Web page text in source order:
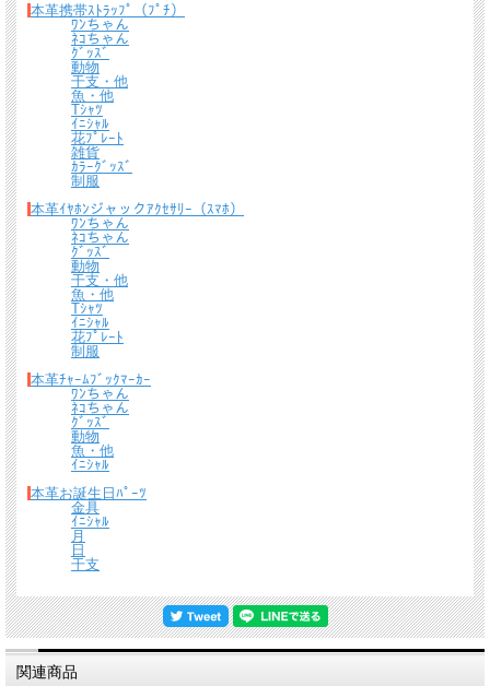
大切な贈り物の場合は革のチャームやリボンが付いた有料のラッピングも承ってお
※ 写真は一例です。ラッピング材等は予告なく変更となる場合があります。
詳しくはこちらから
*有料ラッピング（M)
キーホルダーなど小さい品物はギフト袋にお入れして本革製のチャームをお付けし
*無料簡易ラッピング
通常のご購入でも、簡易ラッピング（透明の袋の上に金色のギフトシール付き）い
たします。
送料について
本革携帯ｽﾄﾗｯﾌﾟ（ﾌﾟﾁ）
ﾜﾝちゃん
ﾈｺちゃん
ｸﾞｯｽﾞ
動物
干支・他
魚・他
Tｼｬﾂ
ｲﾆｼｬﾙ
花ﾌﾟﾚｰﾄ
雑貨
ｶﾗｰｸﾞｯｽﾞ
制服
本革ｲﾔﾎﾝジャックｱｸｾｻﾘｰ（ｽﾏﾎ）
ﾜﾝちゃん
ﾈｺちゃん
ｸﾞｯｽﾞ
動物
干支・他
魚・他
Tｼｬﾂ
ｲﾆｼｬﾙ
花ﾌﾟﾚｰﾄ
制服
本革ﾁｬｰﾑﾌﾞｯｸﾏｰｶｰ
ﾜﾝちゃん
ﾈｺちゃん
ｸﾞｯｽﾞ
動物
魚・他
ｲﾆｼｬﾙ
本革お誕生日ﾊﾟｰﾂ
金具
ｲﾆｼｬﾙ
月
日
干支
関連商品